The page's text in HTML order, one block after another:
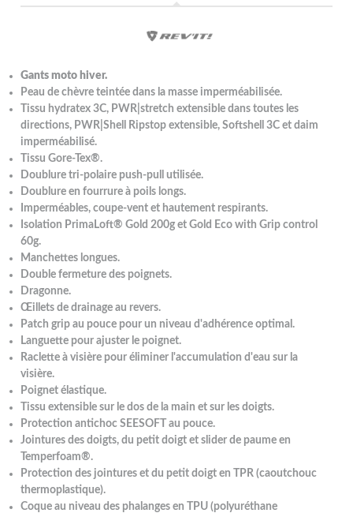
Gants moto hiver.
Peau de chèvre teintée dans la masse imperméabilisée.
Tissu hydratex 3C, PWR|stretch extensible dans toutes les
directions, PWR|Shell Ripstop extensible, Softshell 3C et daim
imperméabilisé.
Tissu Gore-Tex®.
Doublure tri-polaire push-pull utilisée.
Doublure en fourrure à poils longs.
Imperméables, coupe-vent et hautement respirants.
Isolation PrimaLoft® Gold 200g et Gold Eco with Grip control
60g.
Manchettes longues.
Double fermeture des poignets.
Dragonne.
Œillets de drainage au revers.
Patch grip au pouce pour un niveau d'adhérence optimal.
Languette pour ajuster le poignet.
Raclette à visière pour éliminer l'accumulation d'eau sur la
visière.
Poignet élastique.
Tissu extensible sur le dos de la main et sur les doigts.
Protection antichoc SEESOFT au pouce.
Jointures des doigts, du petit doigt et slider de paume en
Temperfoam®.
Protection des jointures et du petit doigt en TPR (caoutchouc
thermoplastique).
Coque au niveau des phalanges en TPU (polyuréthane